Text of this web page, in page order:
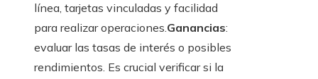
línea, tarjetas vinculadas y facilidad
para realizar operaciones.Ganancias:
evaluar las tasas de interés o posibles
rendimientos. Es crucial verificar si la